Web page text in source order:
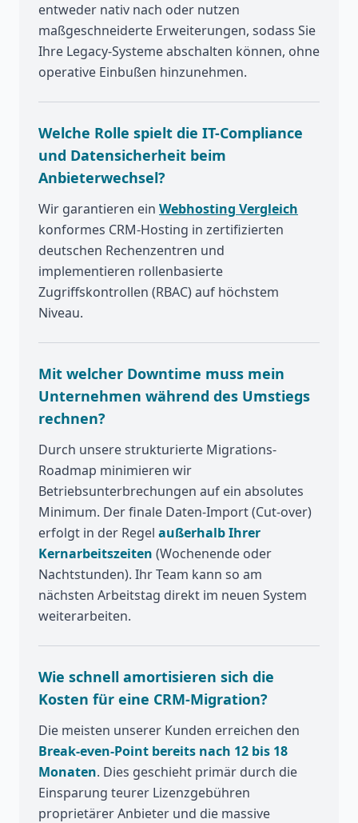
entweder nativ nach oder nutzen
maßgeschneiderte Erweiterungen, sodass Sie
Ihre Legacy-Systeme abschalten können, ohne
operative Einbußen hinzunehmen.
Welche Rolle spielt die IT-Compliance
und Datensicherheit beim
Anbieterwechsel?
Wir garantieren ein Webhosting Vergleich
konformes CRM-Hosting in zertifizierten
deutschen Rechenzentren und
implementieren rollenbasierte
Zugriffskontrollen (RBAC) auf höchstem
Niveau.
Mit welcher Downtime muss mein
Unternehmen während des Umstiegs
rechnen?
Durch unsere strukturierte Migrations-
Roadmap minimieren wir
Betriebsunterbrechungen auf ein absolutes
Minimum. Der finale Daten-Import (Cut-over)
erfolgt in der Regel außerhalb Ihrer
Kernarbeitszeiten (Wochenende oder
Nachtstunden). Ihr Team kann so am
nächsten Arbeitstag direkt im neuen System
weiterarbeiten.
Wie schnell amortisieren sich die
Kosten für eine CRM-Migration?
Die meisten unserer Kunden erreichen den
Break-even-Point bereits nach 12 bis 18
Monaten. Dies geschieht primär durch die
Einsparung teurer Lizenzgebühren
proprietärer Anbieter und die massive